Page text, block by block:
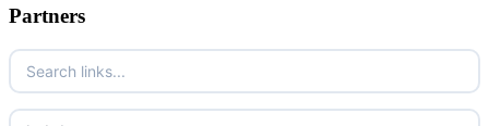
Partners